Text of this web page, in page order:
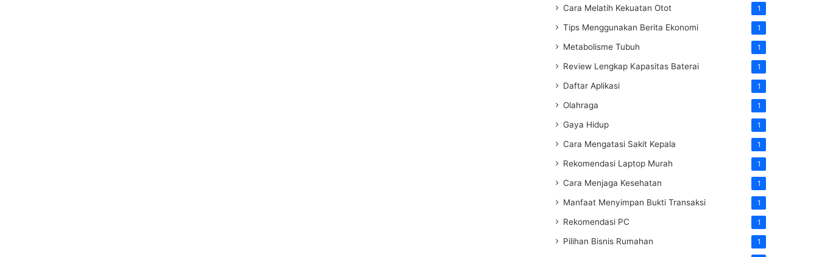
Cara Melatih Kekuatan Otot 1
Tips Menggunakan Berita Ekonomi 1
Metabolisme Tubuh 1
Review Lengkap Kapasitas Baterai 1
Daftar Aplikasi 1
Olahraga 1
Gaya Hidup 1
Cara Mengatasi Sakit Kepala 1
Rekomendasi Laptop Murah 1
Cara Menjaga Kesehatan 1
Manfaat Menyimpan Bukti Transaksi 1
Rekomendasi PC 1
Pilihan Bisnis Rumahan 1